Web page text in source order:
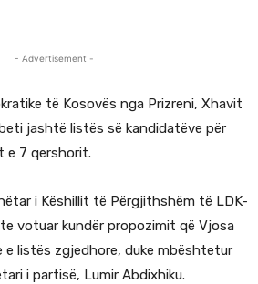
- Advertisement -
të Kosovës nga Prizreni, Xhavit
jashtë listës së kandidatëve për
e 7 qershorit.
i Këshillit të Përgjithshëm të LDK-
votuar kundër propozimit që Vjosa
e listës zgjedhore, duke mbështetur
i partisë, Lumir Abdixhiku.